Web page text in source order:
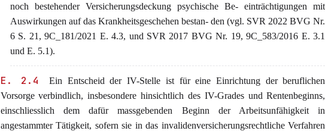
noch bestehender Versicherungsdeckung psychische Be- einträchtigungen mit
Auswirkungen auf das Krankheitsgeschehen bestan- den (vgl. SVR 2022 BVG Nr.
6 S. 21, 9C_181/2021 E. 4.3, und SVR 2017 BVG Nr. 19, 9C_583/2016 E. 3.1
und E. 5.1).
E. 2.4
Ein Entscheid der IV-Stelle ist für eine Einrichtung der beruflichen
Vorsorge verbindlich, insbesondere hinsichtlich des IV-Grades und Rentenbeginns,
einschliesslich dem dafür massgebenden Beginn der Arbeitsunfähigkeit in
angestammter Tätigkeit, sofern sie in das invalidenversicherungsrechtliche Verfahren